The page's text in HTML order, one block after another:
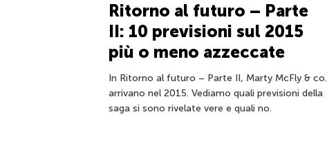
Ritorno al futuro – Parte
II: 10 previsioni sul 2015
più o meno azzeccate
In Ritorno al futuro – Parte II, Marty McFly & co.
arrivano nel 2015. Vediamo quali previsioni della
saga si sono rivelate vere e quali no.